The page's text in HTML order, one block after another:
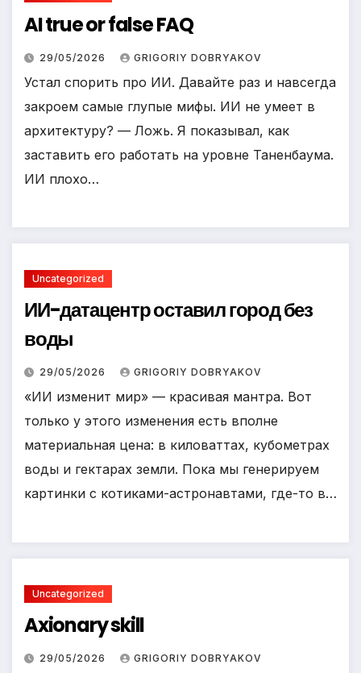
AI true or false FAQ
29/05/2026 GRIGORIY DOBRYAKOV
Устал спорить про ИИ. Давайте раз и навсегда
закроем самые глупые мифы. ИИ не умеет в
архитектуру? — Ложь. Я показывал, как
заставить его работать на уровне Таненбаума.
ИИ плохо…
Uncategorized
ИИ-датацентр оставил город без
воды
29/05/2026 GRIGORIY DOBRYAKOV
«ИИ изменит мир» — красивая мантра. Вот
только у этого изменения есть вполне
материальная цена: в киловаттах, кубометрах
воды и гектарах земли. Пока мы генерируем
картинки с котиками-астронавтами, где-то в…
Uncategorized
Axionary skill
29/05/2026 GRIGORIY DOBRYAKOV